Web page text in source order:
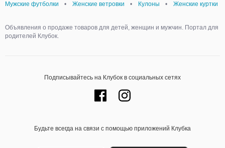
Мужские футболки
• Женские ветровки • Кулоны • Женские куртки
Объявления о продаже товаров для детей, женщин и мужчин. Портал для
родителей Клубок.
Подписывайтесь на Клубок в социальных сетях
Будьте всегда на связи с помощью приложений Клубка